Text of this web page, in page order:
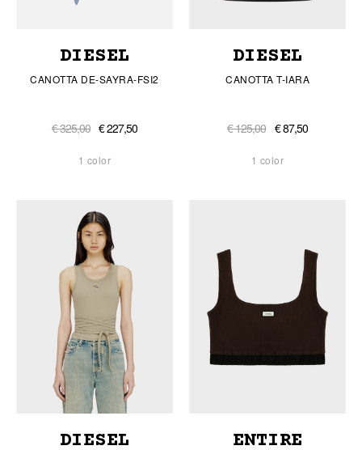
DIESEL
CANOTTA DE-SAYRA-FSI2
€ 325,00 € 227,50
1 color
DIESEL
CANOTTA T-IARA
€ 125,00 € 87,50
1 color
DIESEL ENTIRE